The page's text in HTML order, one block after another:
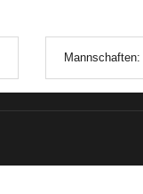
Mannschaften: